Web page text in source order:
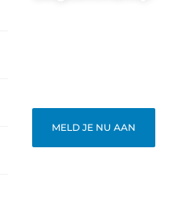
MELD JE NU AAN